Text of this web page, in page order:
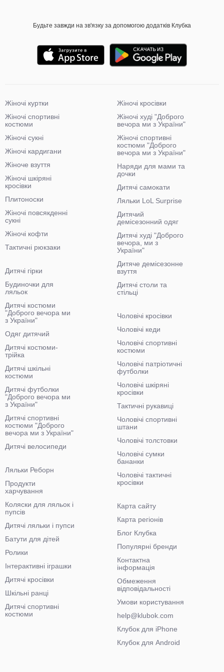
Будьте завжди на зв'язку за допомогою додатків Клубка
Жіночі куртки
Жіночі спортивні
костюми
Жіночі сукні
Жіночі кардигани
Жіноче взуття
Жіночі шкіряні
кросівки
Плитоноски
Жіночі повсякденні
сукні
Жіночі кофти
Тактичні рюкзаки
Жіночі кросівки
Жіночі худі "Доброго
вечора ми з України"
Жіночі спортивні
костюми "Доброго
вечора ми з України"
Наряди для мами та
дочки
Дитячі самокати
Ляльки LoL Surprise
Дитячий
демісезонний одяг
Дитячі худі "Доброго
вечора, ми з
України"
Дитяче демісезонне
взуття
Дитячі столи та
стільці
Дитячі гірки
Будиночки для
ляльок
Дитячі костюми
"Доброго вечора ми
з України"
Одяг дитячий
Дитячі костюми-
трійка
Дитячі шкільні
костюми
Дитячі футболки
"Доброго вечора ми
з України"
Дитячі спортивні
костюми "Доброго
вечора ми з України"
Дитячі велосипеди
Чоловічі кросівки
Чоловічі кеди
Чоловічі спортивні
костюми
Чоловічі патріотичні
футболки
Чоловічі шкіряні
кросівки
Тактичні рукавиці
Чоловічі спортивні
штани
Чоловічі толстовки
Чоловічі сумки
бананки
Чоловічі тактичні
кросівки
Ляльки Реборн
Продукти
харчування
Коляски для ляльок і
пупсів
Дитячі ляльки і пупси
Батути для дітей
Ролики
Інтерактивні іграшки
Дитячі кросівки
Шкільні ранці
Дитячі спортивні
костюми
Карта сайту
Карта регіонів
Блог Клубка
Популярні бренди
Контактна
інформація
Обмеження
відповідальності
Умови користування
help@klubok.com
Клубок для iPhone
Клубок для Android